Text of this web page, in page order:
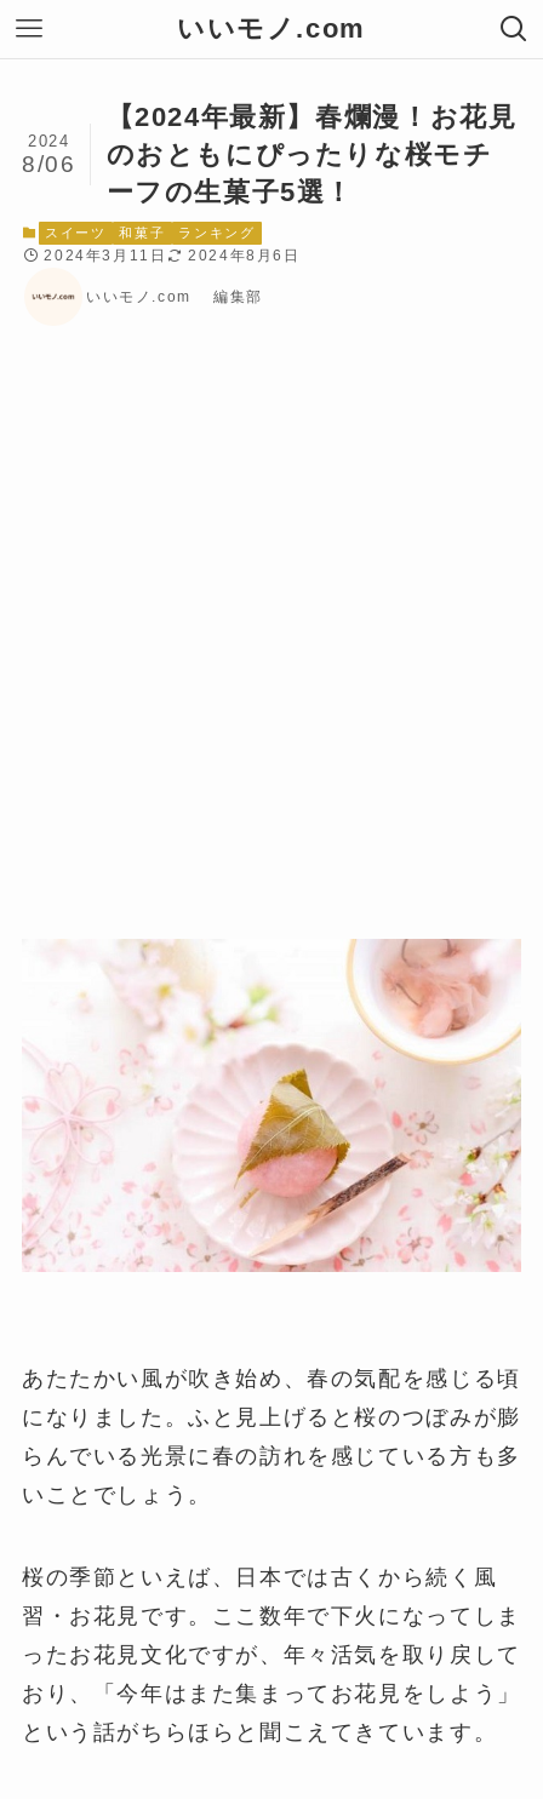
いいモノ.com
【2024年最新】春爛漫！お花見
のおともにぴったりな桜モチ
ーフの生菓子5選！
2024
8/06
スイーツ 和菓子 ランキング
2024年3月11日 2024年8月6日
いいモノ.com 編集部
あたたかい風が吹き始め、春の気配を感じる頃
になりました。ふと見上げると桜のつぼみが膨
らんでいる光景に春の訪れを感じている方も多
いことでしょう。
桜の季節といえば、日本では古くから続く風
習・お花見です。ここ数年で下火になってしま
ったお花見文化ですが、年々活気を取り戻して
おり、「今年はまた集まってお花見をしよう」
という話がちらほらと聞こえてきています。